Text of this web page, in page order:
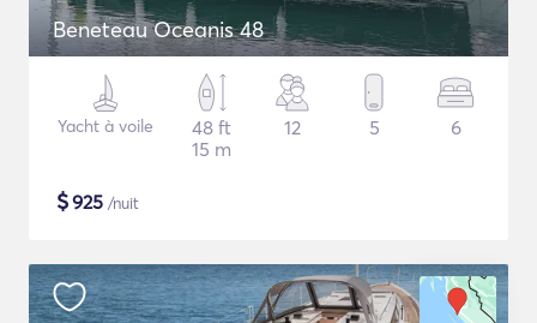
Beneteau Oceanis 48
Yacht à voile
48 ft
15 m
12 5 6
$925 /nuit